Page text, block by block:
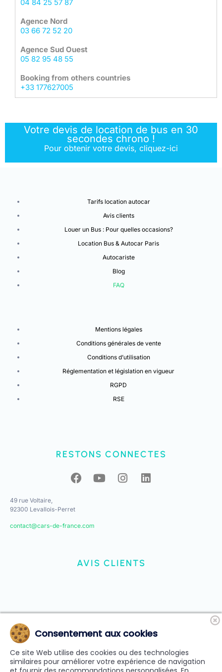
04 84 25 57 87
Agence Nord
03 66 72 52 20
Agence Sud Ouest
05 82 95 48 55
Booking from others countries
+33 177627005
Votre devis de location de bus en 30
secondes chrono !
Pour obtenir votre devis, cliquez-ici
Tarifs location autocar
Avis clients
Louer un Bus : Pour quelles occasions?
Location Bus & Autocar Paris
Autocariste
Blog
FAQ
Mentions légales
Conditions générales de vente
Conditions d’utilisation
Réglementation et législation en vigueur
RGPD
RSE
RESTONS CONNECTES
49 rue Voltaire,
92300 Levallois-Perret
contact@cars-de-france.com
AVIS CLIENTS
Consentement aux cookies
Ce site Web utilise des cookies ou des technologies
similaires pour améliorer votre expérience de navigation